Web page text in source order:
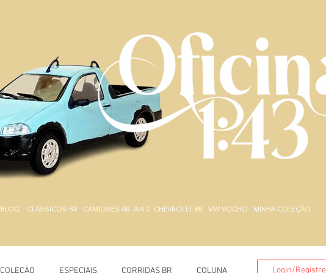
.
BLOG CLÁSSICOS BR CAMIONES AR AIA 2 CHEVROLET BR VW VOCHO MINHA COLEÇÃO
COLEÇÃO ESPECIAIS CORRIDAS BR COLUNA Login/